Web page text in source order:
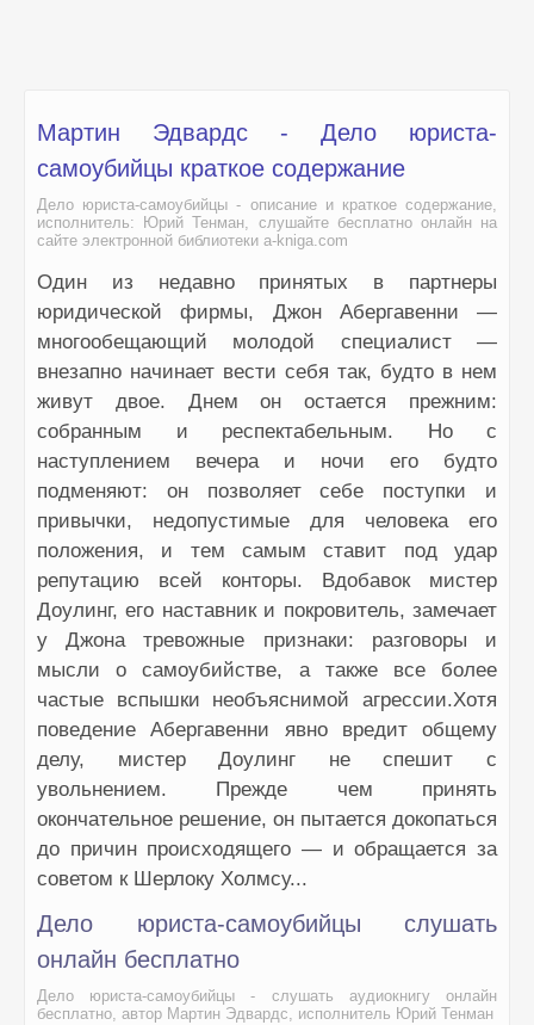
Мартин Эдвардс - Дело юриста-
самоубийцы краткое содержание
Дело юриста-самоубийцы - описание и краткое содержание,
исполнитель: Юрий Тенман, слушайте бесплатно онлайн на
сайте электронной библиотеки a-kniga.com
Один из недавно принятых в партнеры
юридической фирмы, Джон Абергавенни —
многообещающий молодой специалист —
внезапно начинает вести себя так, будто в нем
живут двое. Днем он остается прежним:
собранным и респектабельным. Но с
наступлением вечера и ночи его будто
подменяют: он позволяет себе поступки и
привычки, недопустимые для человека его
положения, и тем самым ставит под удар
репутацию всей конторы. Вдобавок мистер
Доулинг, его наставник и покровитель, замечает
у Джона тревожные признаки: разговоры и
мысли о самоубийстве, а также все более
частые вспышки необъяснимой агрессии.Хотя
поведение Абергавенни явно вредит общему
делу, мистер Доулинг не спешит с
увольнением. Прежде чем принять
окончательное решение, он пытается докопаться
до причин происходящего — и обращается за
советом к Шерлоку Холмсу...
Дело юриста-самоубийцы слушать
онлайн бесплатно
Дело юриста-самоубийцы - слушать аудиокнигу онлайн
бесплатно, автор Мартин Эдвардс, исполнитель Юрий Тенман